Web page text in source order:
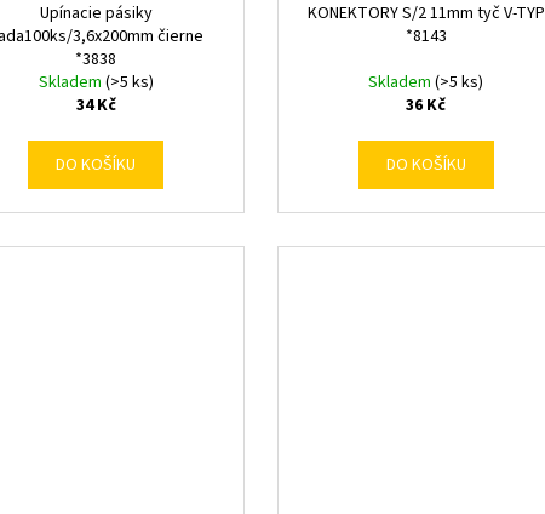
Upínacie pásiky
3,6x200mm čierne
*3838
Skladem (>5 ks)
34 Kč
DO KOŠÍKU
KONEKTORY S/2 11mm tyč V-TYP
*8143
Skladem(>5 ks)
36 Kč
DO KOŠÍKU